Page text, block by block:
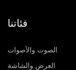
فئاتنا
الصوت والأصوات
العرض والشاشة